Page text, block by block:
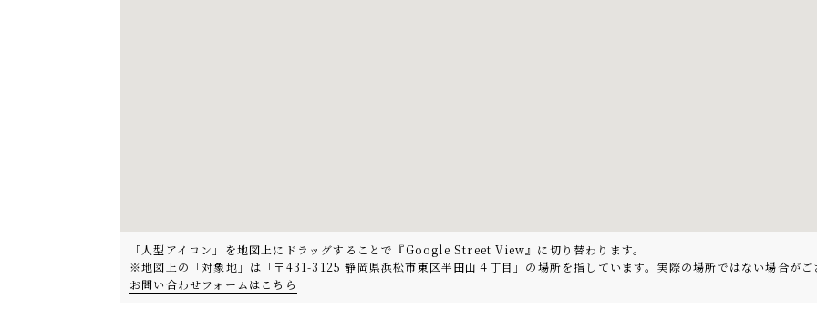
「人型アイコン」を地図上にドラッグすることで『Google Street View』に切り替わります。
※地図上の「対象地」は「〒431-3125 静岡県浜松市東区半田山４丁目」の場所を指しています。実際の場所ではない場合が
お問い合わせフォームはこちら